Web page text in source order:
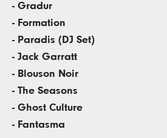
- Gradur
- Formation
- Paradis (DJ Set)
- Jack Garratt
- Blouson Noir
- The Seasons
- Ghost Culture
- Fantasma